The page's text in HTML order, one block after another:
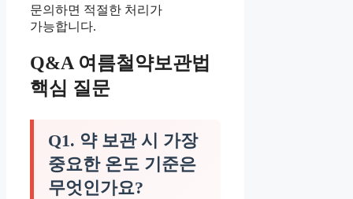
문의하면 적절한 처리가
가능합니다.
Q&A 여름철약보관법
핵심 질문
Q1. 약 보관 시 가장
중요한 온도 기준은
무엇인가요?